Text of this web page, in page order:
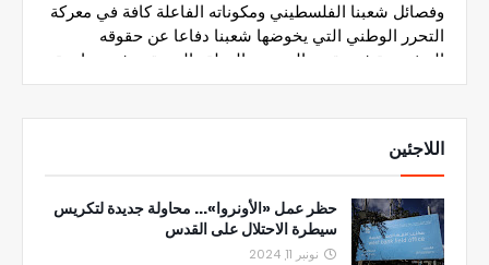
اللاجئين
حظر عمل «الأونروا»... محاولة جديدة لتكريس
سيطرة الاحتلال على القدس
نونبر 11, 2024